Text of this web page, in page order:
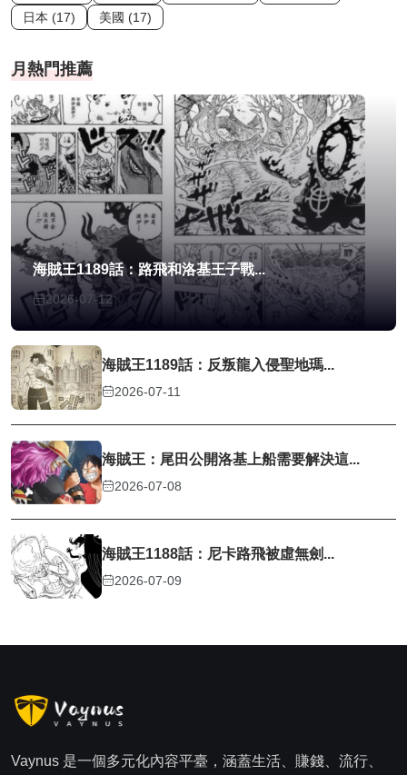
日本 (17)
美國 (17)
月熱門推薦
海賊王1189話：路飛和洛基王子戰...
2026-07-12
海賊王1189話：反叛龍入侵聖地瑪...
2026-07-11
海賊王：尾田公開洛基上船需要解決這...
2026-07-08
海賊王1188話：尼卡路飛被虛無劍...
2026-07-09
Vaynus 是一個多元化內容平臺，涵蓋生活、賺錢、流行、